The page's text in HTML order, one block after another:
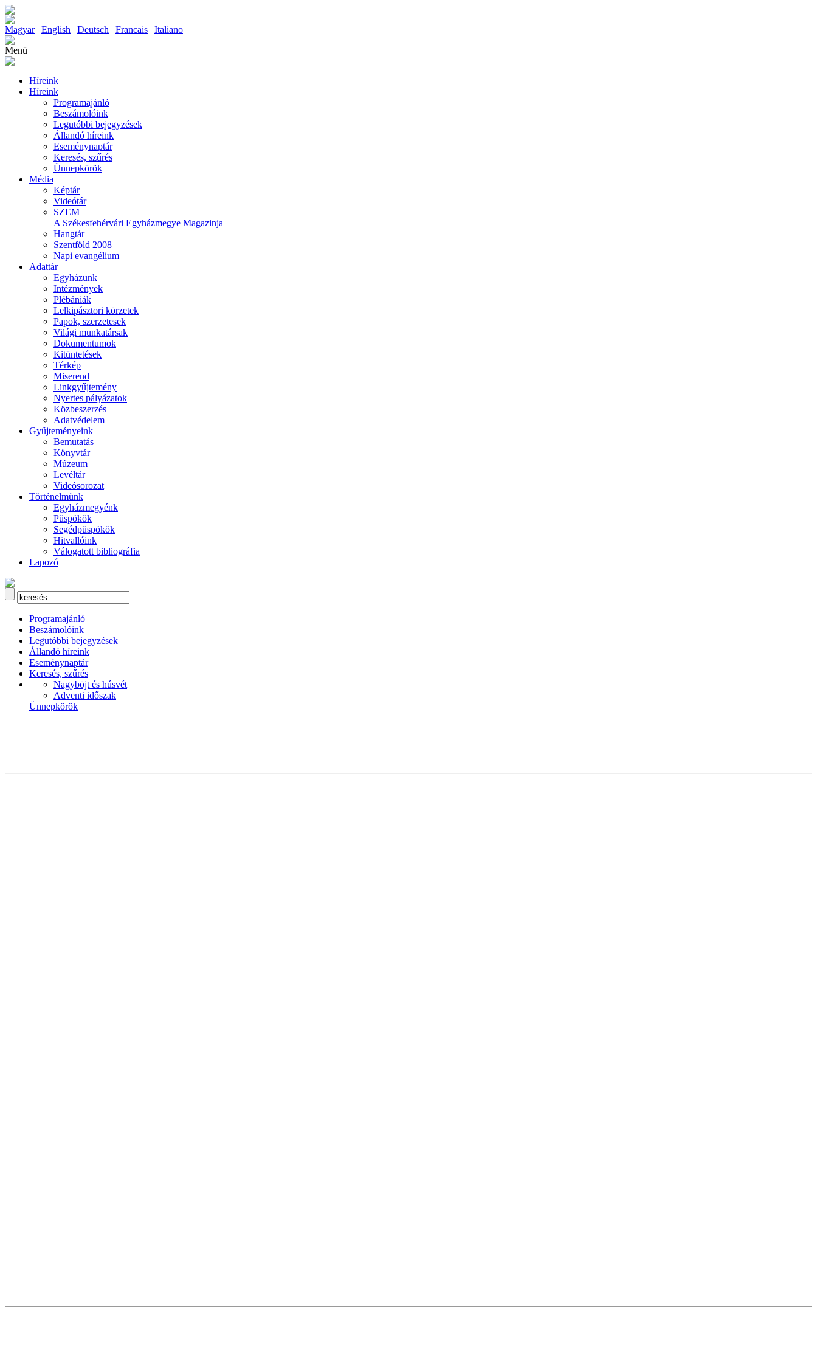
Magyar| English | Deutsch | Francais | Italiano
Menü
Híreink
Híreink
Programajánló
Beszámolóink
Legutóbbi bejegyzések
Állandó híreink
Eseménynaptár
Keresés, szűrés
Ünnepkörök
Média
Képtár
Videótár
SZEM
A Székesfehérvári Egyházmegye Magazinja
Hangtár
Szentföld 2008
Napi evangélium
Adattár
Egyházunk
Intézmények
Plébániák
Lelkipásztori körzetek
Papok, szerzetesek
Világi munkatársak
Dokumentumok
Kitüntetések
Térkép
Miserend
Linkgyűjtemény
Nyertes pályázatok
Közbeszerzés
Adatvédelem
Gyűjteményeink
Bemutatás
Könyvtár
Múzeum
Levéltár
Videósorozat
Történelmünk
Egyházmegyénk
Püspökök
Segédpüspökök
Hitvallóink
Válogatott bibliográfia
Lapozó
Programajánló
Beszámolóink
Legutóbbi bejegyzések
Állandó híreink
Eseménynaptár
Keresés, szűrés
Nagyböjt és húsvét
Adventi időszak
Ünnepkörök